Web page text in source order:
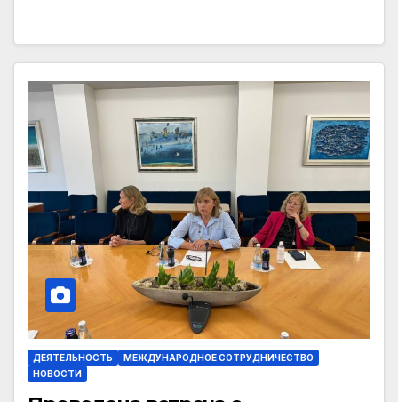
ДЕЯТЕЛЬНОСТЬ
МЕЖДУНАРОДНОЕ СОТРУДНИЧЕСТВО
НОВОСТИ